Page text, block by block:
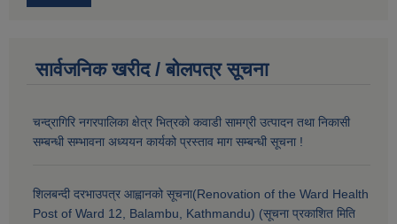
सार्वजनिक खरीद / बोलपत्र सूचना
चन्द्रागिरि नगरपालिका क्षेत्र भित्रको कवाडी सामग्री उत्पादन तथा निकासी
सम्बन्धी सम्भावना अध्ययन कार्यको प्रस्ताव माग सम्बन्धी सूचना !
शिलबन्दी दरभाउपत्र आह्वानको सूचना(Renovation of the Ward Health
Post of Ward 12, Balambu, Kathmandu) (सूचना प्रकाशित मिति